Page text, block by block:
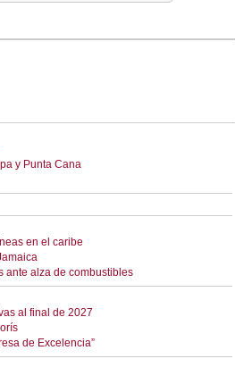
y Punta Cana
en el caribe
ante alza de combustibles
al final de 2027
de Excelencia”